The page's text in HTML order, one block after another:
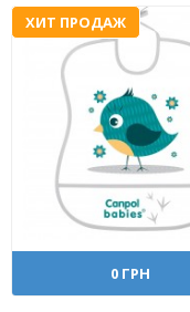
ХИТ ПРОДАЖ
0 ГРН